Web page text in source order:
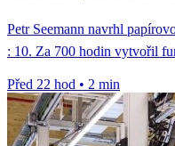
Petr Seemann navrhl
: 10. Za 700 hodin vytvořil
Před 22 hod • 2 min